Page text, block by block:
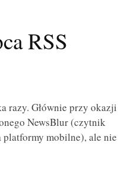
RSS
razy. Głównie przy okazji
NewsBlur (czytnik
platformy mobilne), ale nie